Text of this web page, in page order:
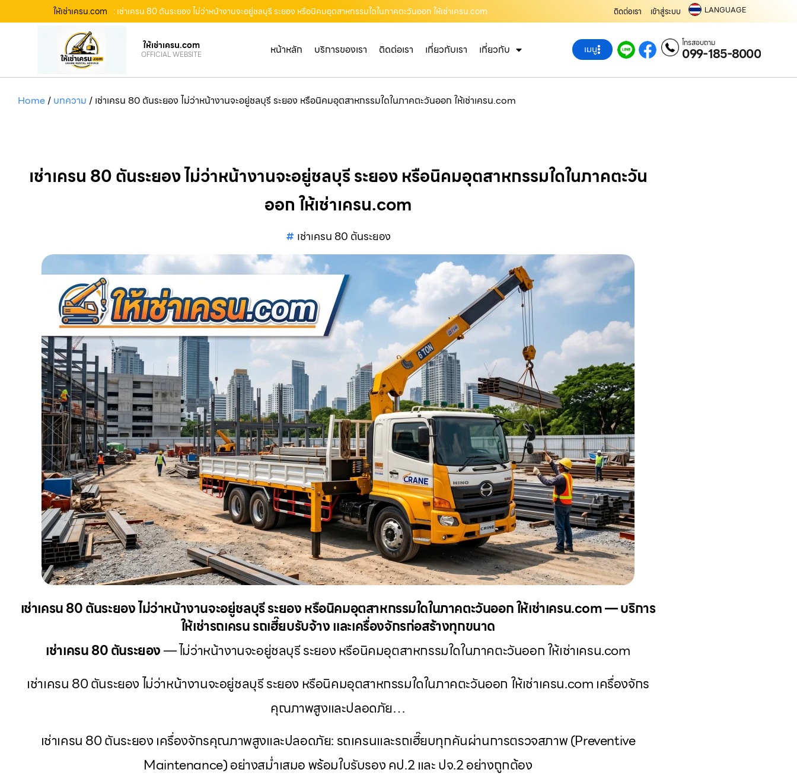
ให้เช่าเครน.com : เช่าเครน 80 ตันระยอง ไม่ว่าหน้างานจะอยู่ชลบุรี ระยอง หรือนิคมอุตสาหกรรมใดในภาคตะวันออก ให้เช่าเครน.com ติดต่อเรา เข้าสู่ระบบ LANGUAGE
ให้เช่าเครน.com
OFFICIAL WEBSITE หน้าหลัก บริการของเรา ติดต่อเรา เกี่ยวกับเรา เกี่ยวกับ เมนู โทรสอบถาม
099-185-8000
Home/ บทความ / เช่าเครน 80 ตันระยอง ไม่ว่าหน้างานจะอยู่ชลบุรี ระยอง หรือนิคมอุตสาหกรรมใดในภาคตะวันออก ให้เช่าเครน.com
เช่าเครน 80 ตันระยอง ไม่ว่าหน้างานจะอยู่ชลบุรี ระยอง หรือนิคมอุตสาหกรรมใดในภาคตะวัน
ออก ให้เช่าเครน.com
เช่าเครน 80 ตันระยอง
เช่าเครน 80 ตันระยอง ไม่ว่าหน้างานจะอยู่ชลบุรี ระยอง หรือนิคมอุตสาหกรรมใดในภาคตะวันออก ให้เช่าเครน.com — บริการ
ให้เช่ารถเครน รถเฮี๊ยบรับจ้าง และเครื่องจักรก่อสร้างทุกขนาด
เช่าเครน 80 ตันระยอง— ไม่ว่าหน้างานจะอยู่ชลบุรี ระยอง หรือนิคมอุตสาหกรรมใดในภาคตะวันออก ให้เช่าเครน.com
เช่าเครน 80 ตันระยอง ไม่ว่าหน้างานจะอยู่ชลบุรี ระยอง หรือนิคมอุตสาหกรรมใดในภาคตะวันออก ให้เช่าเครน.com เครื่องจักร
คุณภาพสูงและปลอดภัย…
เช่าเครน 80 ตันระยอง เครื่องจักรคุณภาพสูงและปลอดภัย: รถเครนและรถเฮี๊ยบทุกคันผ่านการตรวจสภาพ (Preventive
Maintenance) อย่างสม่ำเสมอ พร้อมใบรับรอง คป.2 และ ปจ.2 อย่างถูกต้อง